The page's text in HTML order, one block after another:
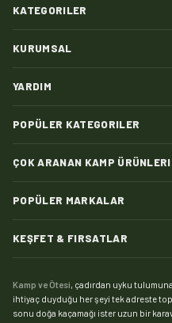
KATEGORILER
KURUMSAL
YARDIM
POPÜLER KATEGORILER
ÇOK ARANAN KAMP ÜRÜNLERI
POPÜLER MARKALAR
KEŞFET & FIRSATLAR
Kamp ve Ötesi , çadırdan uyku
ihtiyaç duyduğu her şeyi tek adreste
sonu doğa kaçamağı ister uzun bir